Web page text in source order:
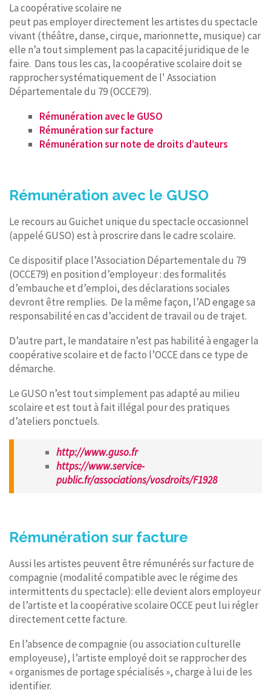
La coopérative scolaire ne
peut pas employer directement les artistes du spectacle
vivant (théâtre, danse, cirque, marionnette, musique) car
elle n’a tout simplement pas la capacité juridique de le
faire. Dans tous les cas, la coopérative scolaire doit se
rapprocher systématiquement de l' Association
Départementale du 79 (OCCE79).
Rémunération avec le GUSO
Rémunération sur facture
Rémunération sur note de droits d’auteurs
Rémunération avec le GUSO
Le recours au Guichet unique du spectacle occasionnel
(appelé GUSO) est à proscrire dans le cadre scolaire.
Ce dispositif place l’Association Départementale du 79
(OCCE79) en position d’employeur : des formalités
d’embauche et d’emploi, des déclarations sociales
devront être remplies. De la même façon, l’AD engage sa
responsabilité en cas d’accident de travail ou de trajet.
D’autre part, le mandataire n’est pas habilité à engager la
coopérative scolaire et de facto l’OCCE dans ce type de
démarche.
Le GUSO n’est tout simplement pas adapté au milieu
scolaire et est tout à fait illégal pour des pratiques
d’ateliers ponctuels.
http://www.guso.fr
https://www.service-
public.fr/associations/vosdroits/F1928
Rémunération sur facture
Aussi les artistes peuvent être rémunérés sur facture de
compagnie (modalité compatible avec le régime des
intermittents du spectacle): elle devient alors employeur
de l’artiste et la coopérative scolaire OCCE peut lui régler
directement cette facture.
En l’absence de compagnie (ou association culturelle
employeuse), l’artiste employé doit se rapprocher des
« organismes de portage spécialisés », charge à lui de les
identifier.